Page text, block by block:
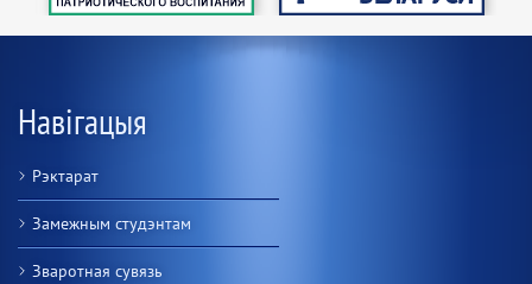
Навігацыя
Рэктарат
Замежным студэнтам
Зваротная сувязь